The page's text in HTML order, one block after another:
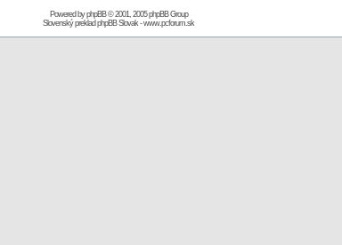
Powered byphpBB© 2001, 2005 phpBB Group
Slovenský preklad phpBB Slovak-www.pcforum.sk